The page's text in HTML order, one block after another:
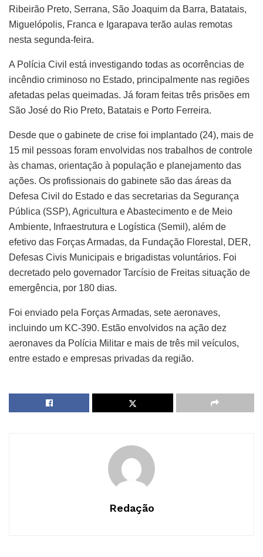
Ribeirão Preto, Serrana, São Joaquim da Barra, Batatais,
Miguelópolis, Franca e Igarapava terão aulas remotas
nesta segunda-feira.
A Polícia Civil está investigando todas as ocorrências de
incêndio criminoso no Estado, principalmente nas regiões
afetadas pelas queimadas. Já foram feitas três prisões em
São José do Rio Preto, Batatais e Porto Ferreira.
Desde que o gabinete de crise foi implantado (24), mais de
15 mil pessoas foram envolvidas nos trabalhos de controle
às chamas, orientação à população e planejamento das
ações. Os profissionais do gabinete são das áreas da
Defesa Civil do Estado e das secretarias da Segurança
Pública (SSP), Agricultura e Abastecimento e de Meio
Ambiente, Infraestrutura e Logística (Semil), além de
efetivo das Forças Armadas, da Fundação Florestal, DER,
Defesas Civis Municipais e brigadistas voluntários. Foi
decretado pelo governador Tarcísio de Freitas situação de
emergência, por 180 dias.
Foi enviado pela Forças Armadas, sete aeronaves,
incluindo um KC-390. Estão envolvidos na ação dez
aeronaves da Polícia Militar e mais de três mil veículos,
entre estado e empresas privadas da região.
Redação